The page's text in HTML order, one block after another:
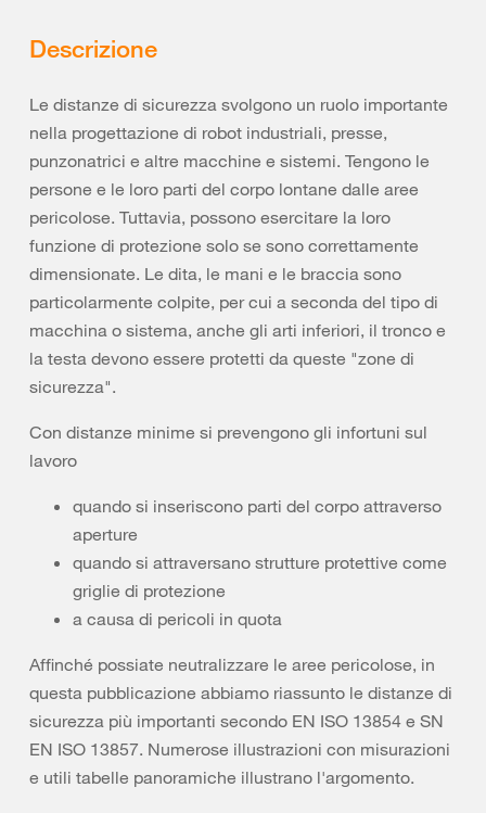
Descrizione
Le distanze di sicurezza svolgono un ruolo importante
nella progettazione di robot industriali, presse,
punzonatrici e altre macchine e sistemi. Tengono le
persone e le loro parti del corpo lontane dalle aree
pericolose. Tuttavia, possono esercitare la loro
funzione di protezione solo se sono correttamente
dimensionate. Le dita, le mani e le braccia sono
particolarmente colpite, per cui a seconda del tipo di
macchina o sistema, anche gli arti inferiori, il tronco e
la testa devono essere protetti da queste "zone di
sicurezza".
Con distanze minime si prevengono gli infortuni sul
lavoro
quando si inseriscono parti del corpo attraverso
aperture
quando si attraversano strutture protettive come
griglie di protezione
a causa di pericoli in quota
Affinché possiate neutralizzare le aree pericolose, in
questa pubblicazione abbiamo riassunto le distanze di
sicurezza più importanti secondo EN ISO 13854 e SN
EN ISO 13857. Numerose illustrazioni con misurazioni
e utili tabelle panoramiche illustrano l'argomento.